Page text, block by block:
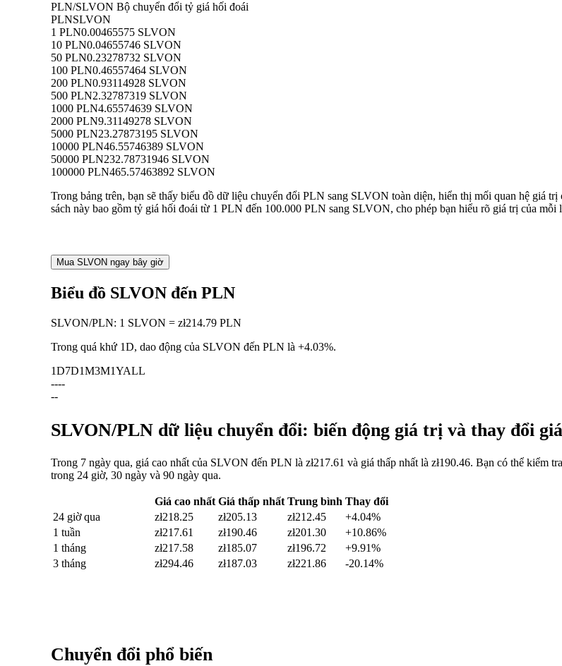
PLN/SLVON Bộ chuyển đổi tỷ giá hối đoái
PLNSLVON
1 PLN0.00465575 SLVON
10 PLN0.04655746 SLVON
50 PLN0.23278732 SLVON
100 PLN0.46557464 SLVON
200 PLN0.93114928 SLVON
500 PLN2.32787319 SLVON
1000 PLN4.65574639 SLVON
2000 PLN9.31149278 SLVON
5000 PLN23.27873195 SLVON
10000 PLN46.55746389 SLVON
50000 PLN232.78731946 SLVON
100000 PLN465.57463892 SLVON
Trong bảng trên, bạn sẽ thấy biểu đồ dữ liệu chuyển đổi PLN sang SLVON toàn diện, hiển thị mối quan hệ giá
sách này bao gồm tỷ giá hối đoái từ 1 PLN đến 100.000 PLN sang SLVON, cho phép bạn hiểu rõ giá trị của mỗi
Mua SLVON ngay bây giờ
Biểu đồ SLVON đến PLN
SLVON/PLN: 1 SLVON = zł214.79 PLN
Trong quá khứ 1D, dao động của SLVON đến PLN là +4.03%.
1D7D1M3M1YALL
----
--
SLVON/PLN dữ liệu chuyển đổi: biến động giá trị và thay đổi
Trong 7 ngày qua, giá cao nhất của SLVON đến PLN là zł217.61 và giá thấp nhất là zł190.46. Bạn có thể
trong 24 giờ, 30 ngày và 90 ngày qua.
Giá cao nhất Giá thấp nhất Trung bình Thay đổi
24 giờ qua
zł218.25 zł205.13 zł212.45
+4.04%
1 tuần
zł217.61 zł190.46 zł201.30
+10.86%
1 tháng
zł217.58 zł185.07 zł196.72
+9.91%
3 tháng
zł294.46 zł187.03 zł221.86 -20.14%
Chuyển đổi phổ biến